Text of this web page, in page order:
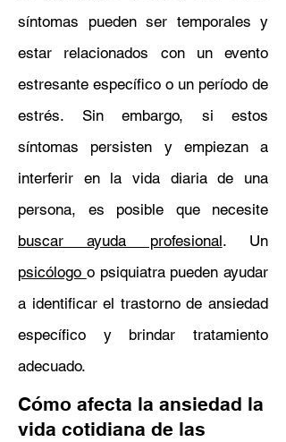
síntomas pueden ser temporales y
estar relacionados con un evento
estresante específico o un período de
estrés. Sin embargo, si estos
síntomas persisten y empiezan a
interferir en la vida diaria de una
persona, es posible que necesite
buscar ayuda profesional. Un
psicólogo o psiquiatra pueden ayudar
a identificar el trastorno de ansiedad
específico y brindar tratamiento
adecuado.
Cómo afecta la ansiedad la
vida cotidiana de las